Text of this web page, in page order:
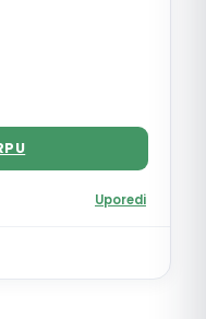
Uporedi